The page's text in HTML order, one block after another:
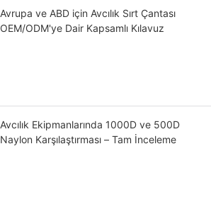
Avrupa ve ABD için Avcılık Sırt Çantası
OEM/ODM'ye Dair Kapsamlı Kılavuz
Avcılık Ekipmanlarında 1000D ve 500D
Naylon Karşılaştırması – Tam İnceleme